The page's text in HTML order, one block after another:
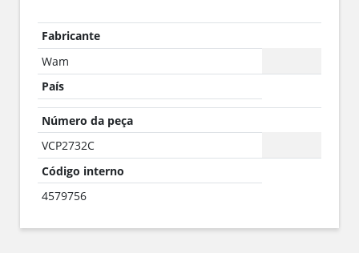
Fabricante
Wam
País
Número da peça
VCP2732C
Código interno
4579756